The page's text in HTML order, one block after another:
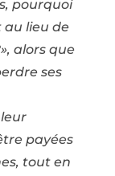
pourquoi
au lieu de
alors que
ses
payées
tout en